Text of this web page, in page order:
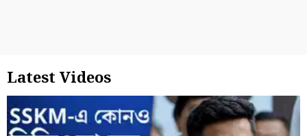
Latest Videos